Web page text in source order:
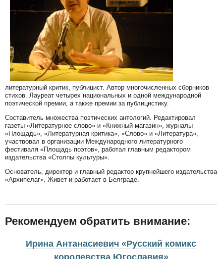
литературный критик, публицист. Автор многочисленных сборников
стихов. Лауреат четырех национальных и одной международной
поэтической премии, а также премии за публицистику.
Составитель множества поэтических антологий. Редактировал
газеты «Литературное слово» и «Книжный магазин», журналы
«Площадь», «Литературная критика», «Слово» и «Литература»,
участвовал в организации Международного литературного
фестиваля «Площадь поэтов», работал главным редактором
издательства «Столпы культуры».
Основатель, директор и главный редактор крупнейшего издательства
«Архипелаг». Живет и работает в Белграде.
Рекомендуем обратить внимание:
Ирина Антанасиевич «Русский комикс